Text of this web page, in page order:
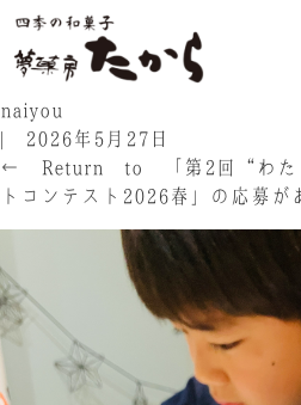
ホーム
たからの和菓子 ご利用案
たからの上生菓子 たからにつ
naiyou
2026年5月27日
←
Return to 「第2回“わた
トコンテスト2026春」の応募が